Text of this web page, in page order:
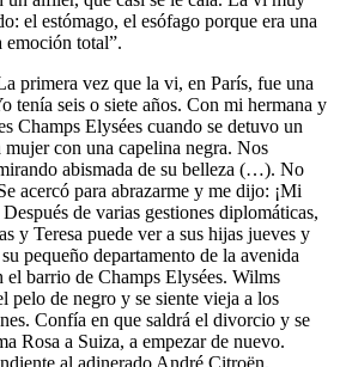
el estómago, el esófago porque era una
emoción total”.
primera vez que la vi, en París, fue una
tenía seis o siete años. Con mi hermana y
Champs Elysées cuando se detuvo un
con una capelina negra. Nos
abismada de su belleza (…). No
acercó para abrazarme y me dijo: ¡Mi
de varias gestiones diplomáticas,
y Teresa puede ver a sus hijas jueves y
pequeño departamento de la avenida
barrio de Champs Elysées. Wilms
pelo de negro y se siente vieja a los
Confía en que saldrá el divorcio y se
Rosa a Suiza, a empezar de nuevo.
al adinerado André Citroën,